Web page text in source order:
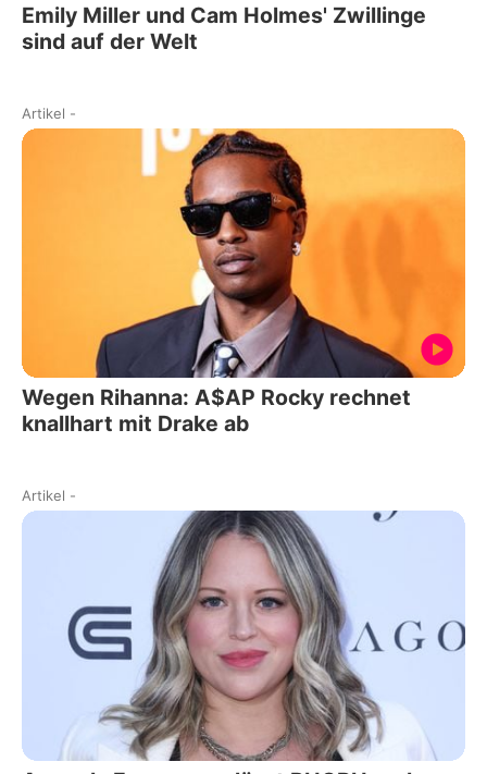
Emily Miller und Cam Holmes' Zwillinge
sind auf der Welt
Artikel -
Wegen Rihanna: A$AP Rocky rechnet
knallhart mit Drake ab
Artikel -